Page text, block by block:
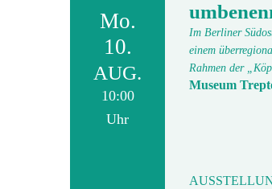
Mo.
10.
AUG.
10:00
Uhr
Im Berliner
einem
Rahmen der
Museum